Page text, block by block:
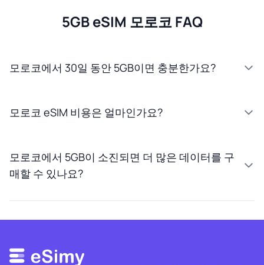
5GB eSIM 모로코 FAQ
모로코에서 30일 동안 5GB이면 충분한가요?
모로코 eSIM 비용은 얼마인가요?
모로코에서 5GB이 소진되면 더 많은 데이터를 구
매할 수 있나요?